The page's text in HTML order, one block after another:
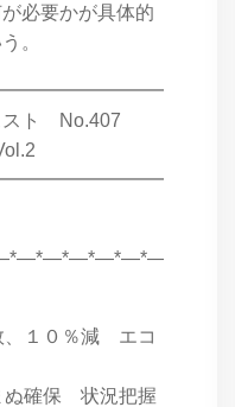
必要かが具体的
。
ェスト No.407
１０％減 エコ
確保 状況把握